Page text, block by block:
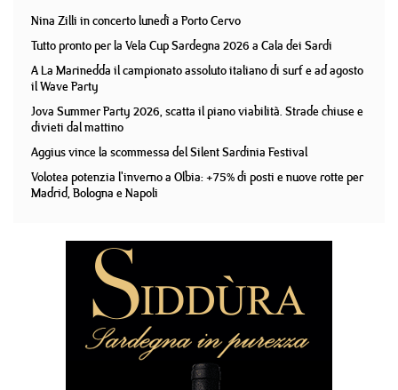
Nina Zilli in concerto lunedì a Porto Cervo
Tutto pronto per la Vela Cup Sardegna 2026 a Cala dei Sardi
A La Marinedda il campionato assoluto italiano di surf e ad agosto
il Wave Party
Jova Summer Party 2026, scatta il piano viabilità. Strade chiuse e
divieti dal mattino
Aggius vince la scommessa del Silent Sardinia Festival
Volotea potenzia l'inverno a Olbia: +75% di posti e nuove rotte per
Madrid, Bologna e Napoli